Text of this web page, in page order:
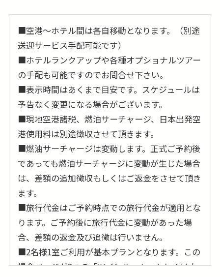
■空港〜ホテル間は各自移動となります。（別途
送迎サービス手配可能です）
■ホテルランクアップや各種オプショナルツアー
の手配も可能ですのでお問合せ下さい。
■表示時間はあくまで目安です。スケジュールは
予告なく変更になる場合がございます。
■現地空港諸税、燃油サーチャージ、日本出発空
港使用料は別途徴収させて頂きます。
■燃油サーチャージは変動します。正式ご予約後
であっても燃油サーチャージに変動が生じた場合
は、差額の追加徴収もしくはご返金をさせて頂き
ます。
■旅行代金はご予約時点での旅行代金が適用とな
ります。ご予約後に旅行代金に変動があった場
合、差額の返金及び追徴は行いません。
■2名様1室ご利用が基本プランとなります。この
場合ベッドが2つの「ツインルーム」もしくは大